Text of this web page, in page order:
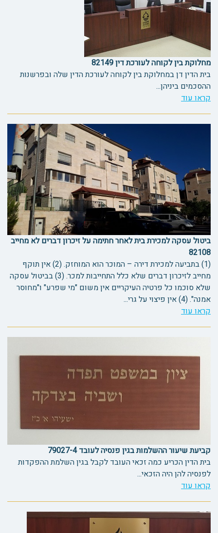
מחלוקת בין לקוחה לעורכת דין 82149
בית הדין דן במחלוקת בין לקוחה לעורכת הדין שלה ובפרשנות
ההסכמים ביניהן...
קראו עוד
ביטול עסקה למכירת בית לאחר חתימה על זיכרון דברים לא מחייב
82108
(1) בתביעה למכירת דירה – המוכר הוא המוחזק. (2) אין תוקף
מחייב לזיכרון דברים שלא כלל התחייבות למכר. (3) בביטול עסקה
שלא סוכמו כל פרטיה העיקריים אין משום "מי שפרע" ו"מחוסר
אמנה". (4) אין פיצוי על גרי...
קראו עוד
קביעת שיעור ההשלמות בגין פנסיה לעובד 79027-4
בית הדין הכריע כמה זכאי העובד לקבל בגין השלמת ההפקדות
לפנסיה להן היה הזכאי...
קראו עוד